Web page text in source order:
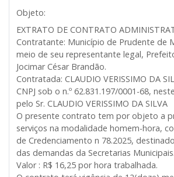
Objeto:
EXTRATO DE CONTRATO
Contratante: Município de Prudente de
meio de seu representante legal,
Jocimar César Brandão.
Contratada: CLAUDIO VERISSIMO DA
CNPJ sob o n.º 62.831.197/0001-68,
pelo Sr. CLAUDIO VERISSIMO DA SILVA
O presente contrato tem por objeto a
serviços na modalidade homem-hora,
de Credenciamento n 78.2025,
das demandas da Secretarias Municipais.
Valor : R$ 16,25 por hora trabalhada.